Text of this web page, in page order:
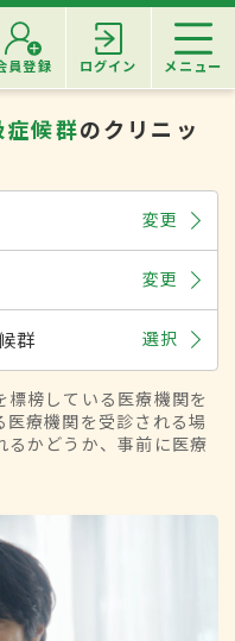
員登録 ログイン メニュー
候群のクリニッ
変更
変更
群 選択
榜している医療機関を
療機関を受診される場
かどうか、事前に医療